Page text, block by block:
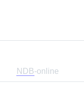
NDB-online